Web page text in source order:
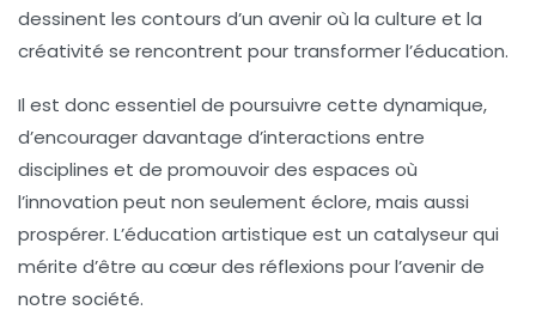
dessinent les contours d’un avenir où la culture et la
créativité se rencontrent pour transformer l’éducation.
Il est donc essentiel de poursuivre cette dynamique,
d’encourager davantage d’interactions entre
disciplines et de promouvoir des espaces où
l’innovation peut non seulement éclore, mais aussi
prospérer. L’éducation artistique est un catalyseur qui
mérite d’être au cœur des réflexions pour l’avenir de
notre société.